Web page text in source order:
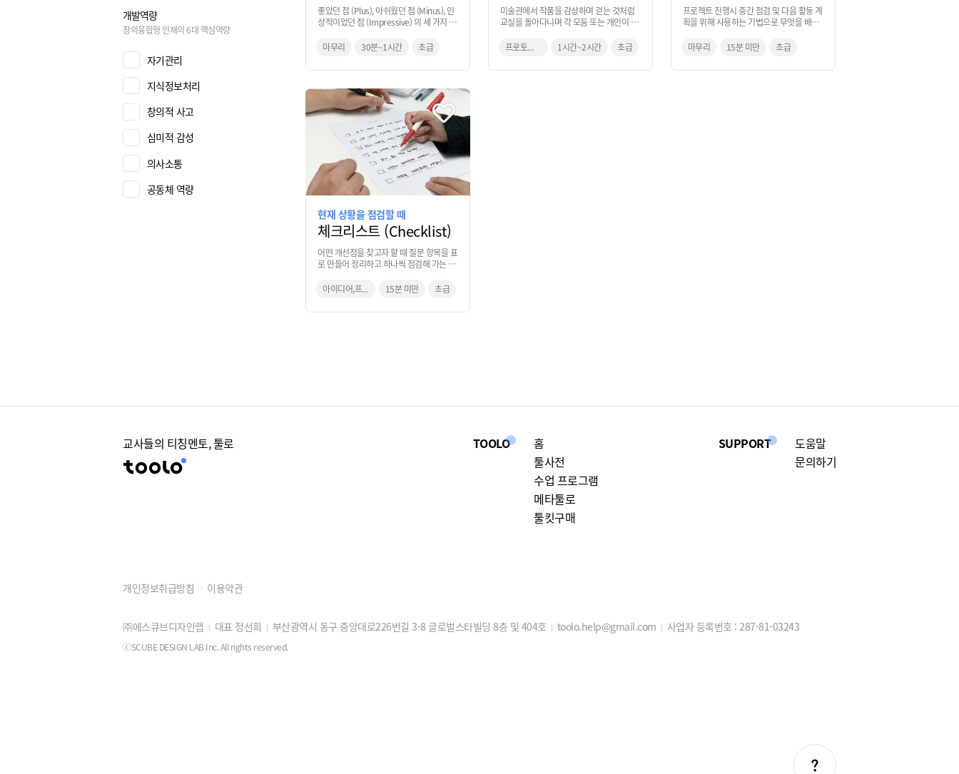
개발역량
창의융합형 인재의 6대 핵심역량
자기관리
지식정보처리
창의적 사고
심미적 감성
의사소통
공동체 역량
좋았던 점 (Plus), 아쉬웠던 점 (Minus), 인
상적이었던 점 (Impressive) 의 세 가지 항
마무리
30분~1시간 초급
미술관에서 작품을 감상하며 걷는 것처럼
교실을 돌아다니며 각 모둠 또는 개인이 도
프로토타입,마무리
1시간~2시간 초급
프로젝트 진행시 중간 점검 및 다음 활동 계
획을 위해 사용하는 기법으로 무엇을 배우
은 무엇인지 모둠원 끼리 공유하는 기법
마무리 15분 미만 초급
현재 상황을 점검할 때
체크리스트 (Checklist)
어떤 개선점을 찾고자 할 때 질문 항목을 표
로 만들어 정리하고 하나씩 점검해 가는 방
아이디어,프로토타입,마무리
15분 미만 초급
교사들의 티칭멘토, 툴로 TOOLO
홈
툴사전
수업 프로그램
메타툴로
툴킷구매
SUPPORT
도움말
문의하기
개인정보취급방침 이용약관
㈜에스큐브디자인랩 대표 정선희 부산광역시 동구 중앙대로226번길 3-8 글로벌스타빌딩 8층 및 404호 toolo.help@gmail.com 사업자 등록번호 : 287-81-03243
ⓒSCUBE DESIGN LAB Inc. All rights reserved.